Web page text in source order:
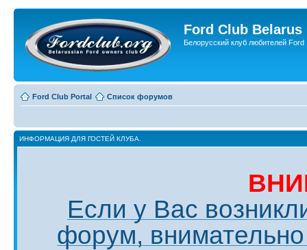
Ford Club Belarus
Белорусский клуб любителей Ford
Ford Club Portal Список форумов
ИНФОРМАЦИЯ ДЛЯ ГОСТЕЙ КЛУБА.
Если у Вас
форум, внимательно